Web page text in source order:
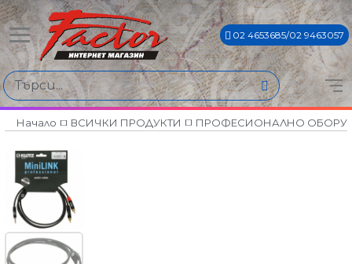
02 4653685/02 9463057
Начало ВСИЧКИ ПРОДУКТИ ПРОФЕСИОНАЛНО